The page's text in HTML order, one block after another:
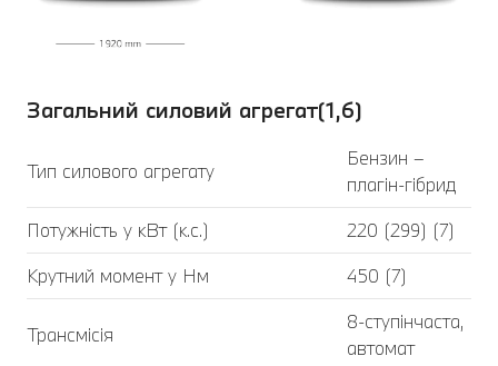
Загальний силовий агрегат(1,6)
Тип силового агрегату
Бензин –
плагін-гібрид
Потужність у кВт (к.с.)
220 (299) (7)
Крутний момент у Нм
450 (7)
Трансмісія
8-ступінчаста,
автомат